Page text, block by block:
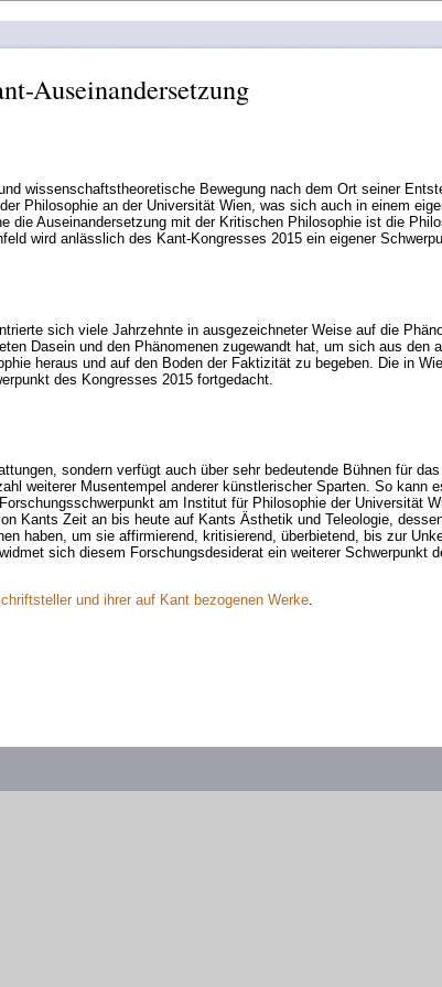
Auseinandersetzung
wissenschaftstheoretische Bewegung nach dem Ort seiner
Philosophie an der Universität Wien, was sich auch in einem
die Auseinandersetzung mit der Kritischen Philosophie ist die
wird anlässlich des Kant-Kongresses 2015 ein eigener
sich viele Jahrzehnte in ausgezeichneter Weise auf die
Dasein und den Phänomenen zugewandt hat, um sich aus den
heraus und auf den Boden der Faktizität zu begeben. Die in
des Kongresses 2015 fortgedacht.
sondern verfügt auch über sehr bedeutende Bühnen für
weiterer Musentempel anderer künstlerischer Sparten. So kann
am Institut für Philosophie der Universität
Kants Zeit an bis heute auf Kants Ästhetik und Teleologie,
haben, um sie affirmierend, kritisierend, überbietend, bis zur
sich diesem Forschungsdesiderat ein weiterer Schwerpunkt
und ihrer auf Kant bezogenen Werke.